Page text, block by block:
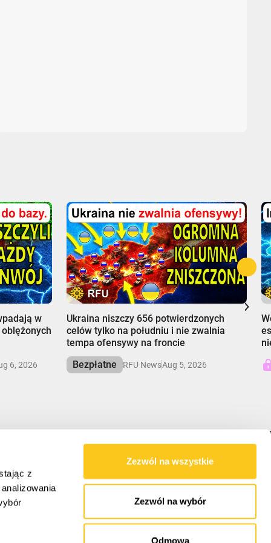
z
Zezwól na wszystkie
Zezwól na wybór
Odmowa
w
6, 2026
Ukraina niszczy 656 potwierdzonych
celów tylko na południu i nie zwalnia
tempa ofensywy na froncie
Bezpłatne
RFU NewsAug 5, 2026
RFU dostarcza zrównoważone spojrzenie na
sprawy globalne, rozwikłując złożoność, aby
umożliwić zrozumienie sił kształtujących nasz